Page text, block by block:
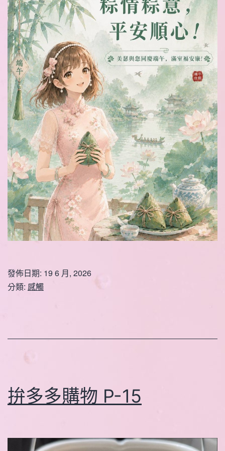
發佈日期: 19 6 月, 2026
分類: 感觸
拚多多購物 P-15